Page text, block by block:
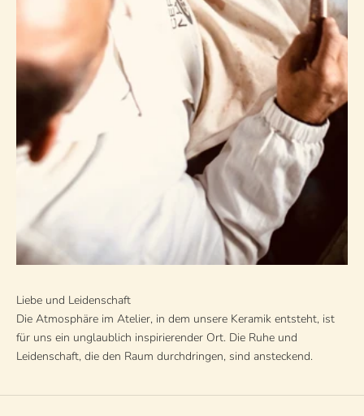
Liebe und Leidenschaft
Die Atmosphäre im Atelier, in dem unsere Keramik entsteht, ist
für uns ein unglaublich inspirierender Ort. Die Ruhe und
Leidenschaft, die den Raum durchdringen, sind ansteckend.